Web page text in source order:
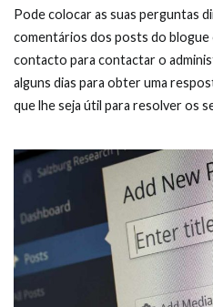
Pode colocar as suas perguntas
comentários dos posts do
contacto para contactar o
alguns dias para obter uma
que lhe seja útil para resolver os